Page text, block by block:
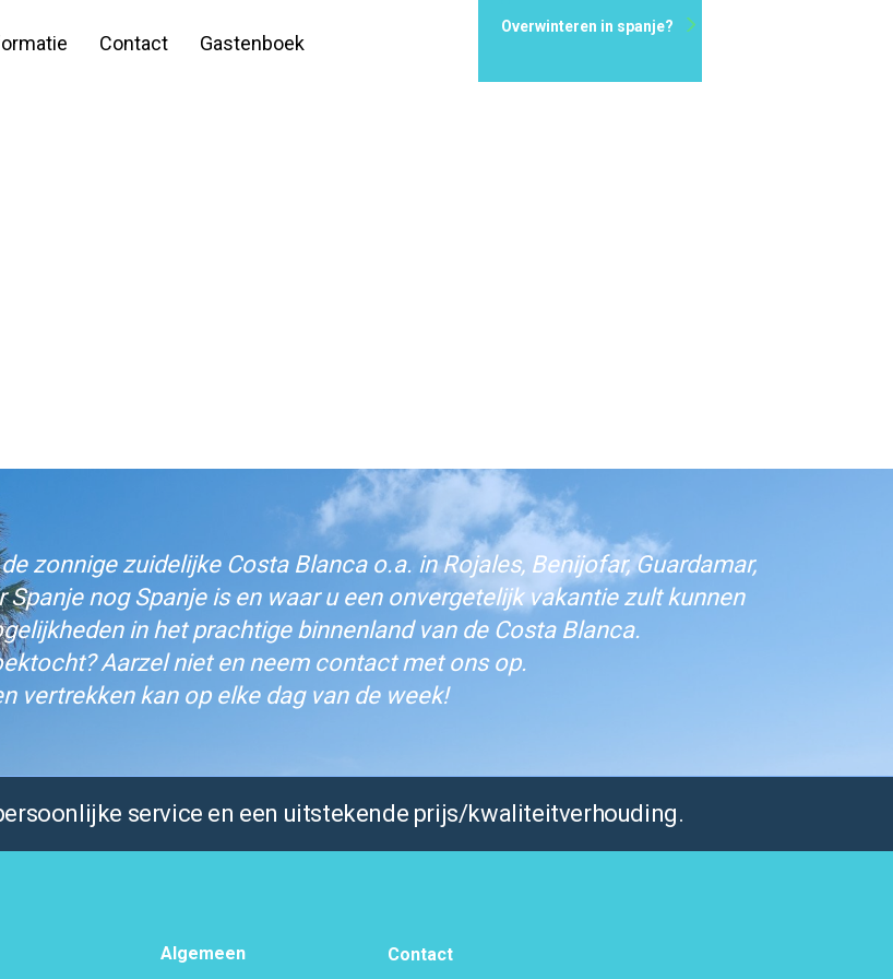
Contact Gastenboek
Overwinteren in spanje?
zonnige zuidelijke Costa Blanca o.a. in Rojales, Benijofar, Guardamar,
nog Spanje is en waar u een onvergetelijk vakantie zult kunnen
in het prachtige binnenland van de Costa Blanca.
Aarzel niet en neem contact met ons op.
vertrekken kan op elke dag van de week!
service en een uitstekende prijs/kwaliteitverhouding.
Algemeen Contact